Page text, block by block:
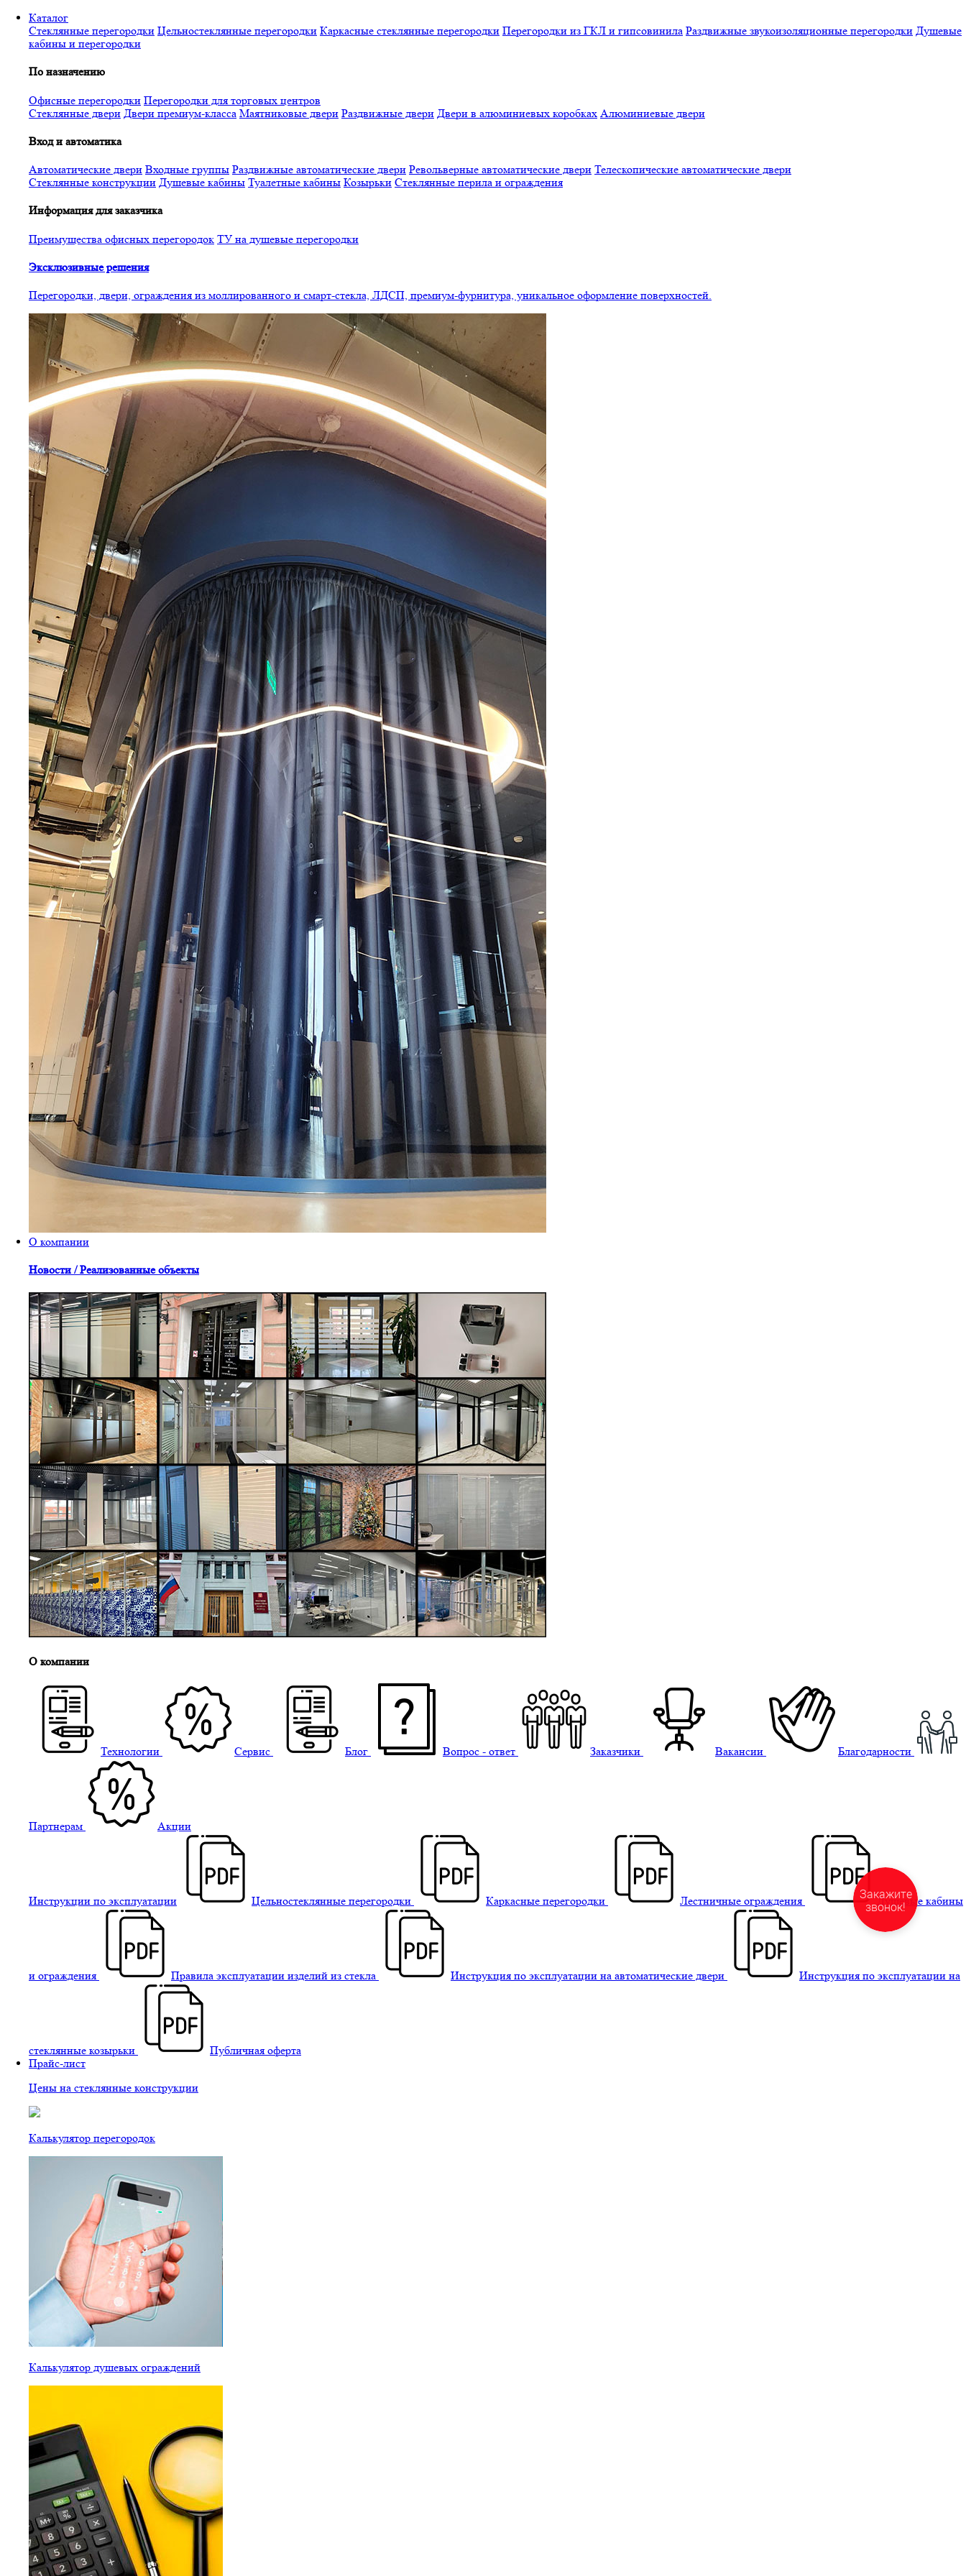
Перейти
основному
Каталог
Стеклянные перегородки Цельностеклянные перегородки Каркасные стеклянные перегородки Перегородки из ГКЛ и гипсовинила Раздвижные звукоизоляционные перегородки Душевые
кабины и перегородки
По назначению
Офисные перегородки Перегородки для торговых центров
Стеклянные двери Двери премиум-класса Маятниковые двери Раздвижные двери Двери в алюминиевых коробках Алюминиевые двери
Вход и автоматика
Автоматические двери Входные группы Раздвижные автоматические двери Револьверные автоматические двери Телескопические автоматические двери
Стеклянные конструкции Душевые кабины Туалетные кабины Козырьки Стеклянные перила и ограждения
Информация для заказчика
Преимущества офисных перегородок ТУ на душевые перегородки
Эксклюзивные решения
Перегородки, двери, ограждения из моллированного и смарт-стекла, ЛДСП, премиум-фурнитура, уникальное оформление поверхностей.
О компании
Новости / Реализованные объекты
О компании
Технологии Сервис Блог Вопрос - ответ Заказчики Вакансии Благодарности
Партнерам Акции
Инструкции по эксплуатации Цельностеклянные перегородки Каркасные перегородки Лестничные ограждения Душевые кабины
и ограждения Правила эксплуатации изделий из стекла Инструкция по эксплуатации на автоматические двери Инструкция по эксплуатации на
стеклянные козырьки
Публичная оферта
Прайс-лист
Цены на стеклянные конструкции
Калькулятор перегородок
Калькулятор душевых ограждений
Закажите